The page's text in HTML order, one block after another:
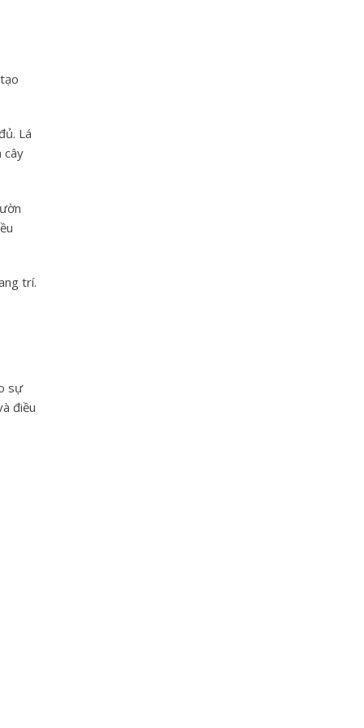
Lá
cây
trí.
sự
điều